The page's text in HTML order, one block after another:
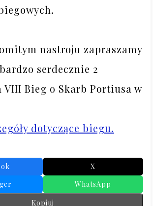
nastroju zapraszamy
serdecznie 2
VIII Bieg o Skarb Portiusa w
dotyczące biegu.
X
WhatsApp
Kopiuj